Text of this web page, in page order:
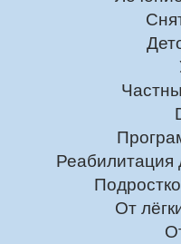
Реабилитация
От